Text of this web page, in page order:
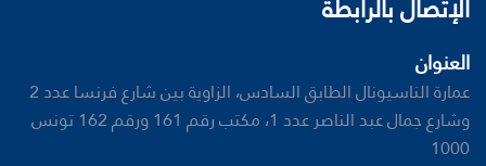
الإتصال بالرابطة
العنوان
عمارة الناسيونال الطابق السادس، الزاوية بين شارع فرنسا عدد 2
وشارع جمال عبد الناصر عدد 1، مكتب رقم 161 ورقم 162 تونس
1000